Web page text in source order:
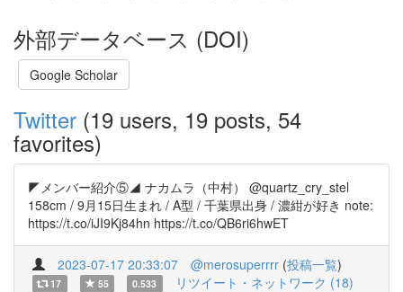
外部データベース (DOI)
Google Scholar
Twitter (19 users, 19 posts, 54
favorites)
◤メンバー紹介⑤◢ ナカムラ（中村） @quartz_cry_stel
158cm / 9月15日生まれ / A型 / 千葉県出身 / 濃紺が好き note:
https://t.co/iJI9Kj84hn https://t.co/QB6ri6hwET
2023-07-17 20:33:07 @merosuperrrr (投稿一覧)
17 55 0.533 リツイート・ネットワーク (18)